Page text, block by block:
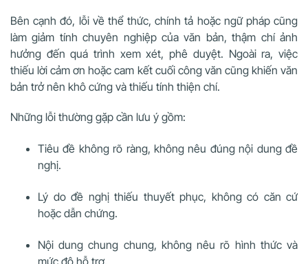
Bên cạnh đó, lỗi về thể thức, chính tả hoặc ngữ pháp cũng
làm giảm tính chuyên nghiệp của văn bản, thậm chí ảnh
hưởng đến quá trình xem xét, phê duyệt. Ngoài ra, việc
thiếu lời cảm ơn hoặc cam kết cuối công văn cũng khiến văn
bản trở nên khô cứng và thiếu tính thiện chí.
Những lỗi thường gặp cần lưu ý gồm:
Tiêu đề không rõ ràng, không nêu đúng nội dung đề
nghị.
Lý do đề nghị thiếu thuyết phục, không có căn cứ
hoặc dẫn chứng.
Nội dung chung chung, không nêu rõ hình thức và
mức độ hỗ trợ.